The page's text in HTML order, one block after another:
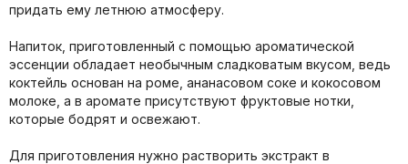
придать ему летнюю атмосферу.
Напиток, приготовленный с помощью ароматической
эссенции обладает необычным сладковатым вкусом, ведь
коктейль основан на роме, ананасовом соке и кокосовом
молоке, а в аромате присутствуют фруктовые нотки,
которые бодрят и освежают.
Для приготовления нужно растворить экстракт в